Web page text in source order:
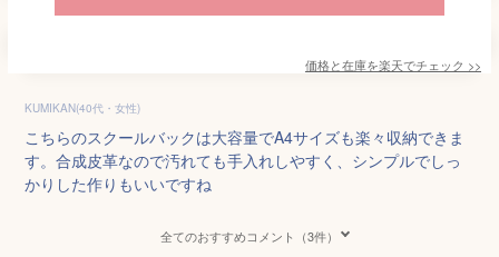
価格と在庫を楽天でチェック >>
KUMIKAN(40代・女性)
こちらのスクールバックは大容量でA4サイズも楽々収納できま
す。合成皮革なので汚れても手入れしやすく、シンプルでしっ
かりした作りもいいですね
全てのおすすめコメント（3件）